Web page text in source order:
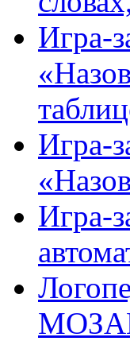
Игра-
Игра-
Игра-